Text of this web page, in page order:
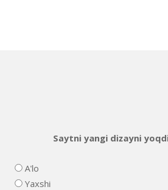
Saytni yangi dizayni
A'lo
Yaxshi